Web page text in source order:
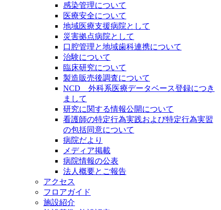
感染管理について
医療安全について
地域医療支援病院として
災害拠点病院として
口腔管理と地域歯科連携について
治験について
臨床研究について
製造販売後調査について
NCD 外科系医療データベース登録につき
まして
研究に関する情報公開について
看護師の特定行為実践および特定行為実習
の包括同意について
病院だより
メディア掲載
病院情報の公表
法人概要とご報告
アクセス
フロアガイド
施設紹介